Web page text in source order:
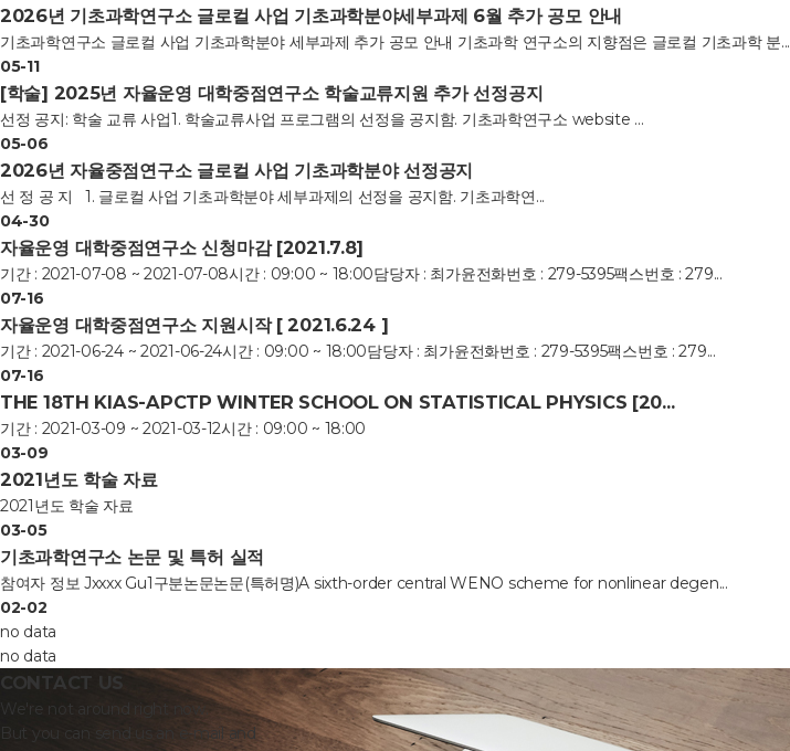
2026년 기초과학연구소 글로컬 사업 기초과학분야세부과제 6월 추가 공모 안내
기초과학연구소 글로컬 사업 기초과학분야 세부과제 추가 공모 안내 기초과학 연구소의 지향점은 글로컬 기초과학 분...
05-11
[학술] 2025년 자율운영 대학중점연구소 학술교류지원 추가 선정공지
선정 공지: 학술 교류 사업1. 학술교류사업 프로그램의 선정을 공지함. 기초과학연구소 website ...
05-06
2026년 자율중점연구소 글로컬 사업 기초과학분야 선정공지
선 정 공 지 1. 글로컬 사업 기초과학분야 세부과제의 선정을 공지함. 기초과학연...
04-30
자율운영 대학중점연구소 신청마감 [2021.7.8]
기간 : 2021-07-08 ~ 2021-07-08시간 : 09:00 ~ 18:00담당자 : 최가윤전화번호 : 279-5395팩스번호 : 279...
07-16
자율운영 대학중점연구소 지원시작 [ 2021.6.24 ]
기간 : 2021-06-24 ~ 2021-06-24시간 : 09:00 ~ 18:00담당자 : 최가윤전화번호 : 279-5395팩스번호 : 279...
07-16
THE 18TH KIAS-APCTP WINTER SCHOOL ON STATISTICAL PHYSICS [20…
기간 : 2021-03-09 ~ 2021-03-12시간 : 09:00 ~ 18:00
03-09
2021년도 학술 자료
2021년도 학술 자료
03-05
기초과학연구소 논문 및 특허 실적
참여자 정보 Jxxxx Gu1구분논문논문(특허명)A sixth-order central WENO scheme for nonlinear degen...
02-02
no data
no data
CONTACT US
We're not around right now.
But you can send us an e-mail and